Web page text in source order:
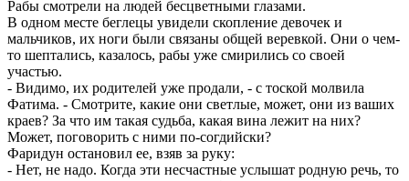
Рабы смотрели на людей бесцветными глазами.
В одном месте беглецы увидели скопление девочек и
мальчиков, их ноги были связаны общей веревкой. Они о чем-
то шептались, казалось, рабы уже смирились со своей
участью.
- Видимо, их родителей уже продали, - с тоской молвила
Фатима. - Смотрите, какие они светлые, может, они из ваших
краев? За что им такая судьба, какая вина лежит на них?
Может, поговорить с ними по-согдийски?
Фаридун остановил ее, взяв за руку:
- Нет, не надо. Когда эти несчастные услышат родную речь, то